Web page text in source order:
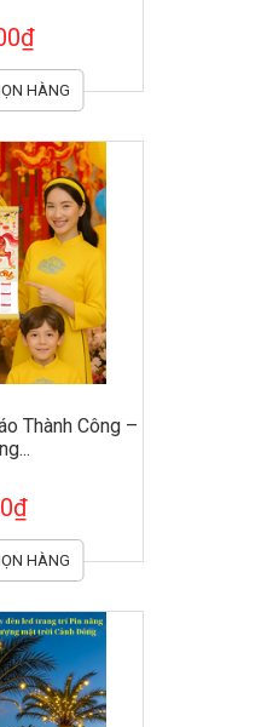
HÀNG
Thành Công –
HÀNG